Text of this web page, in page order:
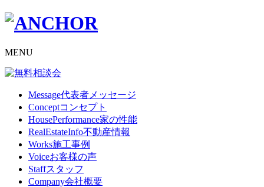
MENU
Message代表者メッセージ
Conceptコンセプト
HousePerformance家の性能
RealEstateInfo不動産情報
Works施工事例
Voiceお客様の声
Staffスタッフ
Company会社概要